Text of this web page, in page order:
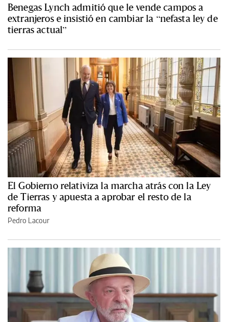
Benegas Lynch admitió que le vende campos a
extranjeros e insistió en cambiar la “nefasta ley de
tierras actual”
El Gobierno relativiza la marcha atrás con la Ley
de Tierras y apuesta a aprobar el resto de la
reforma
Pedro Lacour